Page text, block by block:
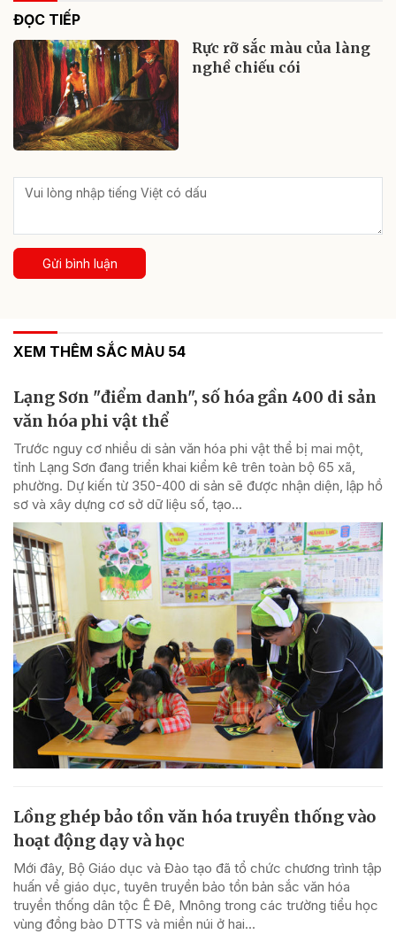
ĐỌC TIẾP
Rực rỡ sắc màu của làng
nghề chiếu cói
Gửi bình luận
XEM THÊM SẮC MÀU 54
Lạng Sơn "điểm danh", số hóa gần 400 di sản
văn hóa phi vật thể
Trước nguy cơ nhiều di sản văn hóa phi vật thể bị mai một,
tỉnh Lạng Sơn đang triển khai kiểm kê trên toàn bộ 65 xã,
phường. Dự kiến từ 350-400 di sản sẽ được nhận diện, lập hồ
sơ và xây dựng cơ sở dữ liệu số, tạo...
Lồng ghép bảo tồn văn hóa truyền thống vào
hoạt động dạy và học
Mới đây, Bộ Giáo dục và Đào tạo đã tổ chức chương trình tập
huấn về giáo dục, tuyên truyền bảo tồn bản sắc văn hóa
truyền thống dân tộc Ê Đê, Mnông trong các trường tiểu học
vùng đồng bào DTTS và miền núi ở hai...